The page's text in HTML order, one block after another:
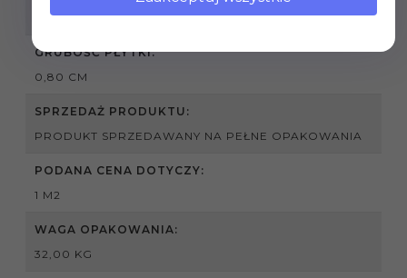
WEWNĄTRZ , ZEWNĄTRZ
GRUBOŚĆ PŁYTKI:
0,80 CM
SPRZEDAŻ PRODUKTU:
PRODUKT SPRZEDAWANY NA PEŁNE OPAKOWANIA
PODANA CENA DOTYCZY:
1 M2
WAGA OPAKOWANIA:
32,00 KG